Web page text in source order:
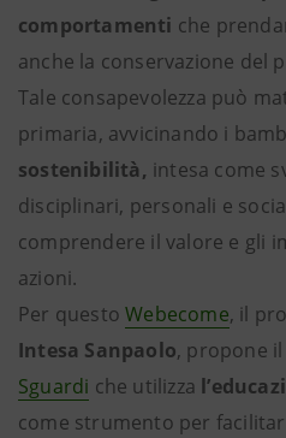
comportamenti che
anche la conservazione del
Tale consapevolezza può
primaria, avvicinando i
sostenibilità, intesa come
disciplinari, personali e
comprendere il valore e gli
azioni.
Per questo Webecome, il
Intesa Sanpaolo, propone
Sguardi che utilizza
come strumento per